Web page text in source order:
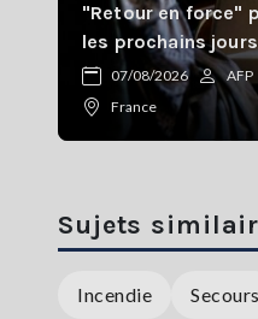
"Retour en force"
les prochains
07/08/2026
AFP
France
Sujets
Incendie Secours